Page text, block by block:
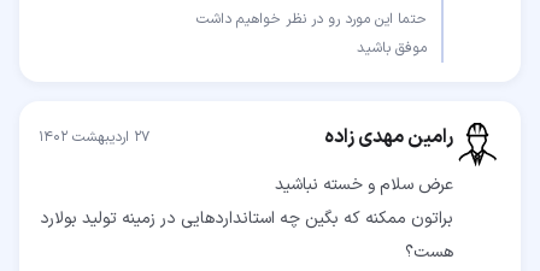
موفق باشید
رامین مهدی زاده ۲۷ اردیبهشت ۱۴۰۲
براتون ممکنه که بگین چه استانداردهایی در زمینه تولید بولارد
هست؟